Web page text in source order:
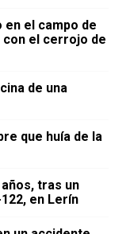
en el campo de
el cerrojo de
de una
que huía de la
tras un
en Lerín